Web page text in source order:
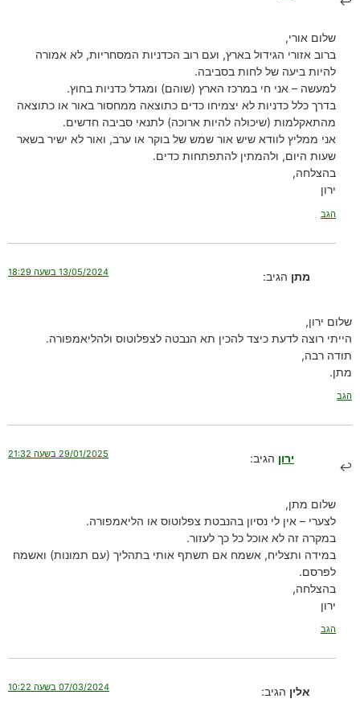
שלום אורי,
ברוב אזורי הגידול בארץ, ועם רוב הכדניות המסחריות, לא אמורה
להיות ביעה של לחות בסביבה.
למעשה – אני חי במרכז הארץ (שוהם) ומגדל כדניות בחוץ.
בדרך כלל כדניות לא יצמיחו כדים כתוצאה ממחסור באור או כתוצאה
מהתאקלמות (שיכולה להיות ארוכה) לתנאי סביבה חדשים.
אני ממליץ לוודא שיש אור שמש של בוקר או ערב, ואור לא ישיר בשאר
שעות היום, ולהמתין להתפתחות כדים.
בהצלחה,
ירון
הגב
מתן הגיב: 13/05/2024 בשעה 18:29
שלום ירון,
הייתי רוצה לדעת כיצד להכין תא הנבטה לצפלוטוס ולהליאמפורה.
תודה רבה,
מתן.
הגב
ירון הגיב: 29/01/2025 בשעה 21:32
שלום מתן,
לצערי – אין לי נסיון בהנבטת צפלוטוס או הליאמפורה.
במקרה זה לא אוכל כל כך לעזור.
במידה ותצליח, אשמח אם תשתף אותי בתהליך (עם תמונות) ואשמח
לפרסם.
בהצלחה,
ירון
הגב
אלין הגיב: 07/03/2024 בשעה 10:22